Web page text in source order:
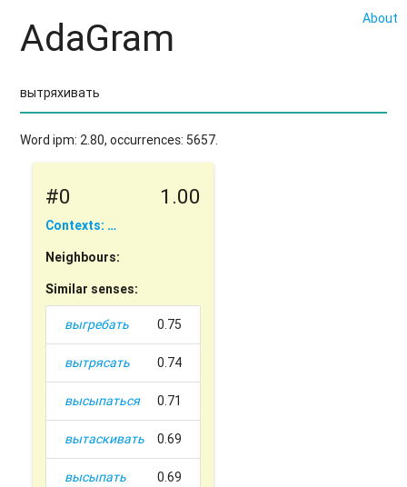
About
AdaGram
Word ipm: 2.80, occurrences: 5657.
#0 1.00
Contexts: …
Neighbours:
Similar senses:
выгребать 0.75
вытрясать 0.74
высыпаться 0.71
вытаскивать 0.69
высыпать 0.69